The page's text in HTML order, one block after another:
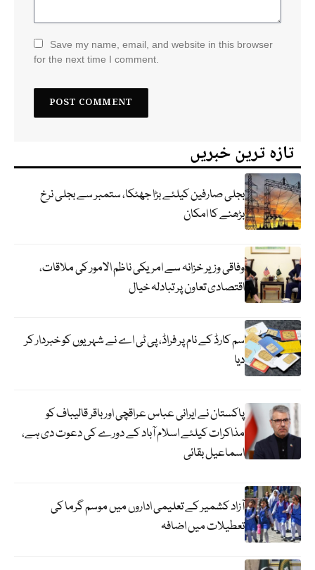
Save my name, email, and website in this browser
for the next time I comment.
تازہ ترین خبریں
بجلی صارفین کیلئے بڑا جھٹکا، ستمبر سے بجلی نرخ
بڑھنے کا امکان
وفاقی وزیر خزانہ سے امریکی ناظم الامور کی ملاقات،
اقتصادی تعاون پر تبادلہ خیال
سم کارڈ کے نام پر فراڈ، پی ٹی اے نے شہریوں کو خبردار کر
دیا
پاکستان نے ایرانی عباس عراقچی اورباقر قالیباف کو
مذاکرات کیلئے اسلام آباد کے دورے کی دعوت دی ہے،
اسماعیل بقائی
آزاد کشمیر کے تعلیمی اداروں میں موسم گرما کی
تعطیلات میں اضافہ